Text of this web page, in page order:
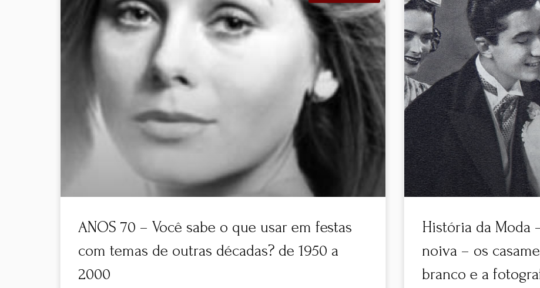
ANOS 70 – Você sabe o que usar em festas
com temas de outras décadas? de 1950 a
2000
História da Moda
noiva – os
branco e a